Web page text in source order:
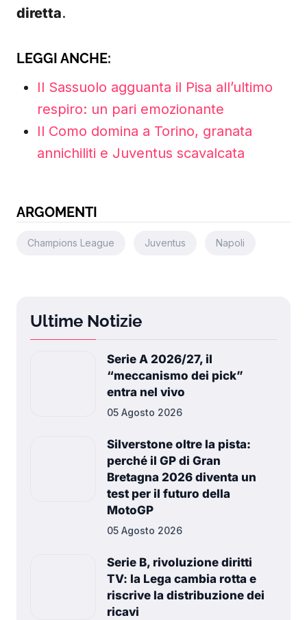
diretta.
LEGGI ANCHE:
Il Sassuolo agguanta il Pisa all’ultimo
respiro: un pari emozionante
Il Como domina a Torino, granata
annichiliti e Juventus scavalcata
ARGOMENTI
Champions League Juventus Napoli
Ultime Notizie
Serie A 2026/27, il
“meccanismo dei pick”
entra nel vivo
05 Agosto 2026
Silverstone oltre la pista:
perché il GP di Gran
Bretagna 2026 diventa un
test per il futuro della
MotoGP
05 Agosto 2026
Serie B, rivoluzione diritti
TV: la Lega cambia rotta e
riscrive la distribuzione dei
ricavi